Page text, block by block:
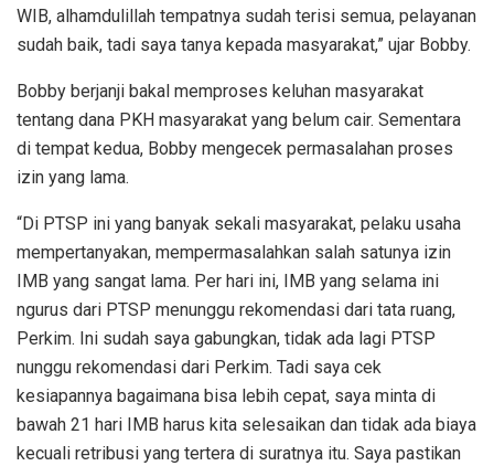
WIB, alhamdulillah tempatnya sudah terisi semua, pelayanan
sudah baik, tadi saya tanya kepada masyarakat,” ujar Bobby.
Bobby berjanji bakal memproses keluhan masyarakat
tentang dana PKH masyarakat yang belum cair. Sementara
di tempat kedua, Bobby mengecek permasalahan proses
izin yang lama.
“Di PTSP ini yang banyak sekali masyarakat, pelaku usaha
mempertanyakan, mempermasalahkan salah satunya izin
IMB yang sangat lama. Per hari ini, IMB yang selama ini
ngurus dari PTSP menunggu rekomendasi dari tata ruang,
Perkim. Ini sudah saya gabungkan, tidak ada lagi PTSP
nunggu rekomendasi dari Perkim. Tadi saya cek
kesiapannya bagaimana bisa lebih cepat, saya minta di
bawah 21 hari IMB harus kita selesaikan dan tidak ada biaya
kecuali retribusi yang tertera di suratnya itu. Saya pastikan